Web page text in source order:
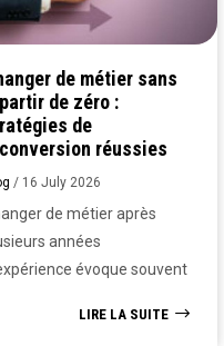
de métier sans
de zéro :
de
réussies
/ 16 July 2026
de métier après
années
évoque souvent
de devoir tout
LIRE LA SUITE